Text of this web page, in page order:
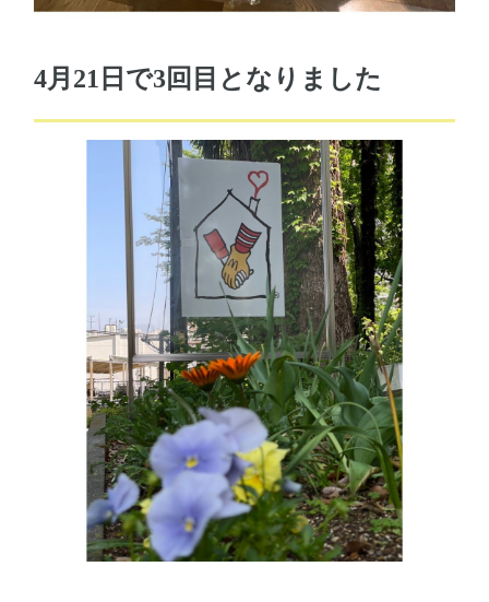
4月21日で3回目となりました